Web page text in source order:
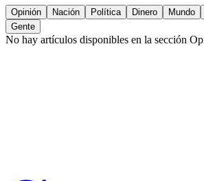
Opinión Nación Política Dinero Mundo
Gente
No hay artículos disponibles en la sección